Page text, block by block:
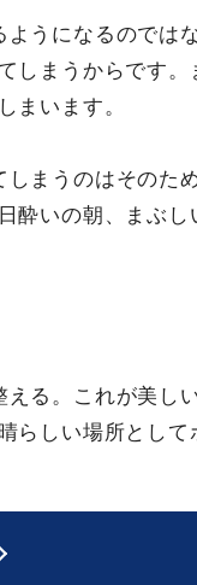
うになるのでは
しまうからです。
まいます。
まうのはそのた
酔いの朝、まぶし
る。これが美し
らしい場所として